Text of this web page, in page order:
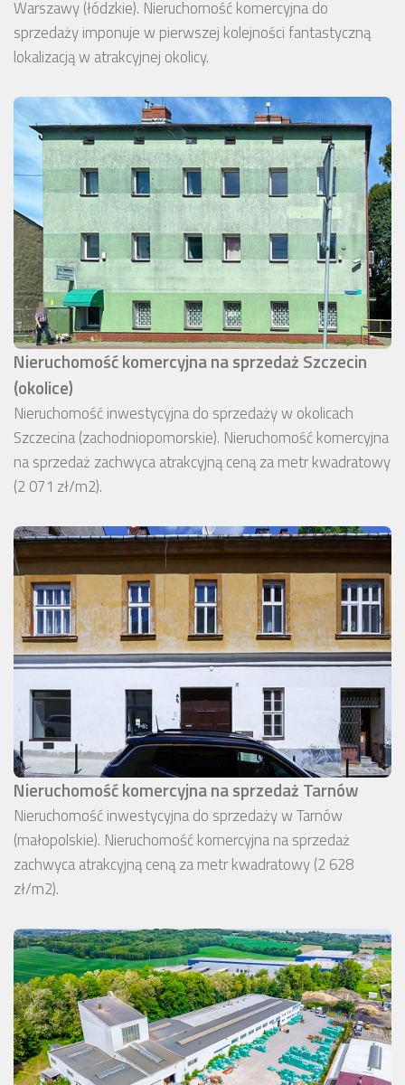
Warszawy (łódzkie). Nieruchomość komercyjna do
sprzedaży imponuje w pierwszej kolejności fantastyczną
lokalizacją w atrakcyjnej okolicy.
Nieruchomość komercyjna na sprzedaż Szczecin
(okolice)
Nieruchomość inwestycyjna do sprzedaży w okolicach
Szczecina (zachodniopomorskie). Nieruchomość komercyjna
na sprzedaż zachwyca atrakcyjną ceną za metr kwadratowy
(2 071 zł/m2).
Nieruchomość komercyjna na sprzedaż Tarnów
Nieruchomość inwestycyjna do sprzedaży w Tarnów
(małopolskie). Nieruchomość komercyjna na sprzedaż
zachwyca atrakcyjną ceną za metr kwadratowy (2 628
zł/m2).